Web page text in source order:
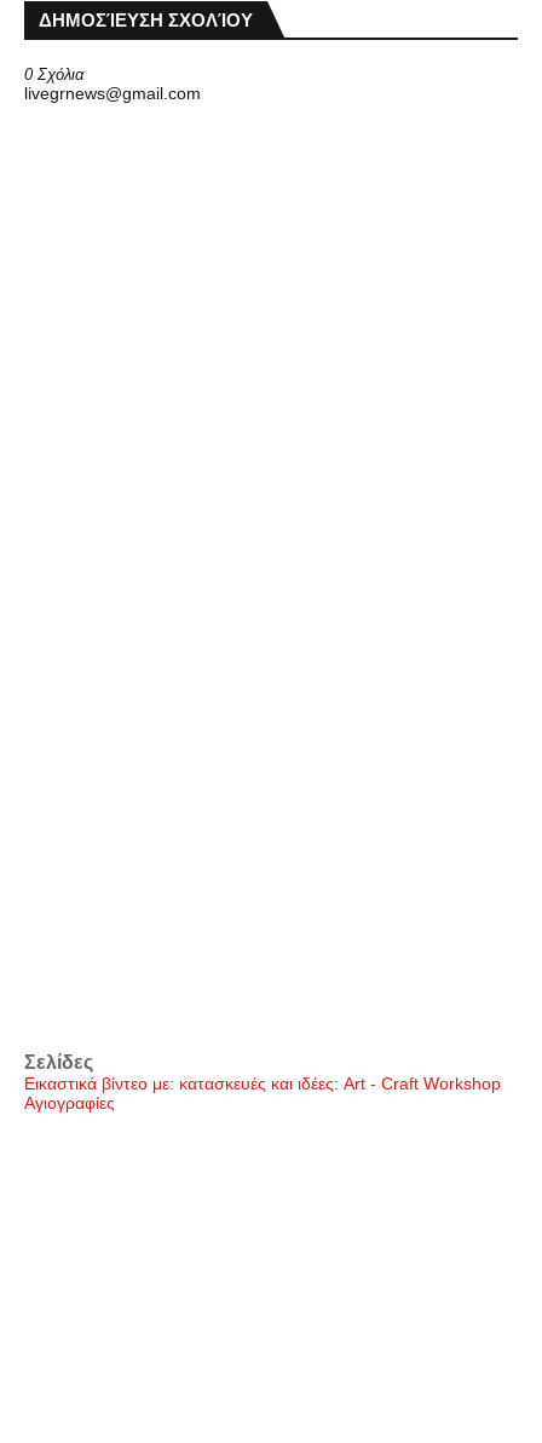
ΔΗΜΟΣΊΕΥΣΗ ΣΧΟΛΊΟΥ
0 Σχόλια
livegrnews@gmail.com
Σελίδες
Εικαστικά βίντεο με: κατασκευές και ιδέες: Art - Craft Workshop
Αγιογραφίες